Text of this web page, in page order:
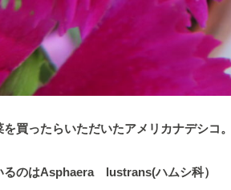
を買ったらいただいたアメリカナデシコ
るのはAsphaera lustrans(ハムシ科）